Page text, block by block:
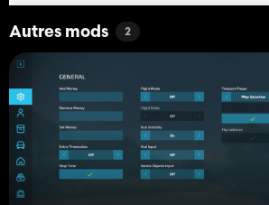
Autres mods 2